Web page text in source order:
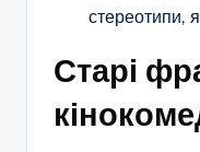
стереотипи,
Старі